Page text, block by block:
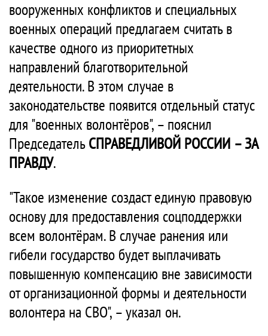
вооруженных конфликтов и специальных
военных операций предлагаем считать в
качестве одного из приоритетных
направлений благотворительной
деятельности. В этом случае в
законодательстве появится отдельный статус
для "военных волонтёров", – пояснил
ПредседательСПРАВЕДЛИВОЙ РОССИИ – ЗА
ПРАВДУ.
"Такое изменение создаст единую правовую
основу для предоставления соцподдержки
всем волонтёрам. В случае ранения или
гибели государство будет выплачивать
повышенную компенсацию вне зависимости
от организационной формы и деятельности
волонтера на СВО", – указал он.